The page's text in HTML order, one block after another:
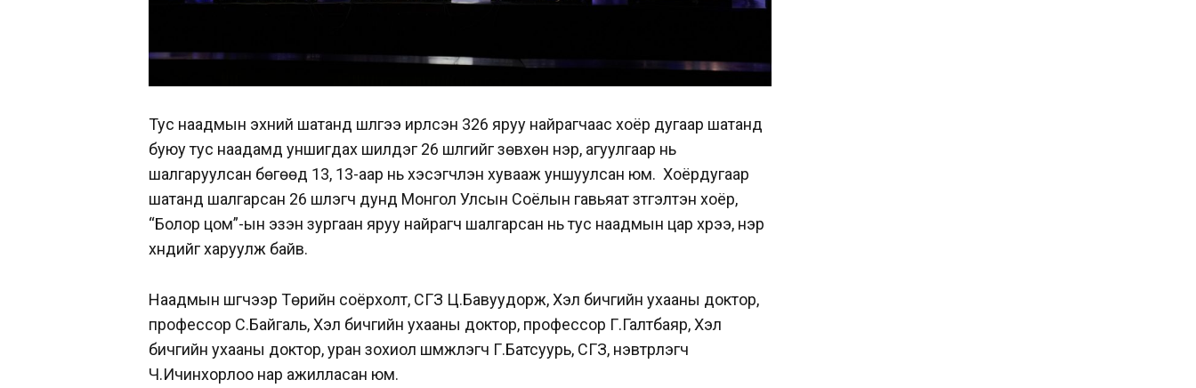
Тус наадмын эхний шатанд шүлгээ ирүүлсэн 326 яруу найрагчаас хоёр дугаар шатанд
буюу тус наадамд уншигдах шилдэг 26 шүлгийг зөвхөн нэр, агуулгаар нь
шалгаруулсан бөгөөд 13, 13-аар нь хэсэгчлэн хувааж уншуулсан юм. Хоёрдугаар
шатанд шалгарсан 26 шүлэгч дунд Монгол Улсын Соёлын гавьяат зүтгэлтэн хоёр,
“Болор цом”-ын эзэн зургаан яруу найрагч шалгарсан нь тус наадмын цар хүрээ, нэр
хүндийг харуулж байв.
Наадмын шүүгчээр Төрийн соёрхолт, СГЗ Ц.Бавуудорж, Хэл бичгийн ухааны доктор,
профессор С.Байгаль, Хэл бичгийн ухааны доктор, профессор Г.Галтбаяр, Хэл
бичгийн ухааны доктор, уран зохиол шүүмжлэгч Г.Батсуурь, СГЗ, нэвтрүүлэгч
Ч.Ичинхорлоо нар ажилласан юм.